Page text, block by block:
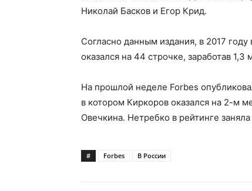
Николай Басков и Егор Крид.
Согласно данным издания, в 2017
оказался на 44 строчке, заработав 1,3
На прошлой неделе Forbes
в котором Киркоров оказался на 2-м
Овечкина. Нетребко в рейтинге
# Forbes В России